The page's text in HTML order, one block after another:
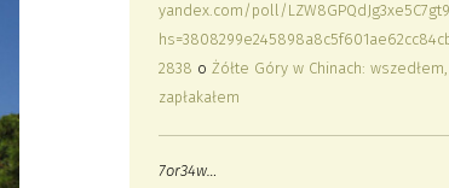
yandex.com/poll/
2838 oŻółte Góry w Chinach:
zapłakałem
7or34w…